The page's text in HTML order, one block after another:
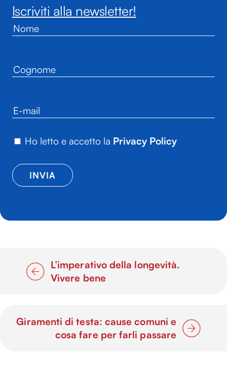
Iscriviti alla newsletter!
Ho letto e accetto la Privacy Policy
L’imperativo della longevità.
Vivere bene
Giramenti di testa: cause comuni e
cosa fare per farli passare